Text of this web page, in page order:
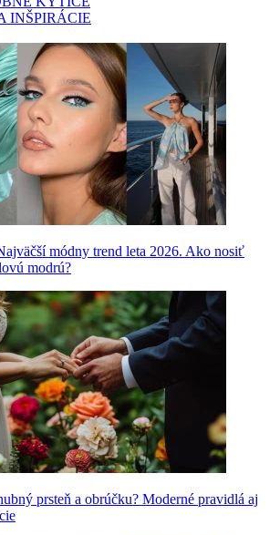
INŠPIRÁCIE
módny trend leta 2026. Ako nosiť
modrú?
prsteň a obrúčku? Moderné pravidlá aj